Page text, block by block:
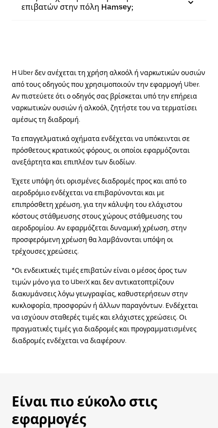
επιβατών στην πόλη Hamsey;
Η Uber δεν ανέχεται τη χρήση αλκοόλ ή ναρκωτικών ουσιών
από τους οδηγούς που χρησιμοποιούν την εφαρμογή Uber.
Αν πιστεύετε ότι ο οδηγός σας βρίσκεται υπό την επήρεια
ναρκωτικών ουσιών ή αλκοόλ, ζητήστε του να τερματίσει
αμέσως τη διαδρομή.
Τα επαγγελματικά οχήματα ενδέχεται να υπόκεινται σε
πρόσθετους κρατικούς φόρους, οι οποίοι εφαρμόζονται
ανεξάρτητα και επιπλέον των διοδίων.
Έχετε υπόψη ότι ορισμένες διαδρομές προς και από το
αεροδρόμιο ενδέχεται να επιβαρύνονται και με
επιπρόσθετη χρέωση, για την κάλυψη του ελάχιστου
κόστους στάθμευσης στους χώρους στάθμευσης του
αεροδρομίου. Αν εφαρμόζεται δυναμική χρέωση, στην
προσφερόμενη χρέωση θα λαμβάνονται υπόψη οι
τρέχουσες χρεώσεις.
*Οι ενδεικτικές τιμές επιβατών είναι ο μέσος όρος των
τιμών μόνο για το UberX και δεν αντικατοπτρίζουν
διακυμάνσεις λόγω γεωγραφίας, καθυστερήσεων στην
κυκλοφορία, προσφορών ή άλλων παραγόντων. Ενδέχεται
να ισχύουν σταθερές τιμές και ελάχιστες χρεώσεις. Οι
πραγματικές τιμές για διαδρομές και προγραμματισμένες
διαδρομές ενδέχεται να διαφέρουν.
Είναι πιο εύκολο στις
εφαρμογές